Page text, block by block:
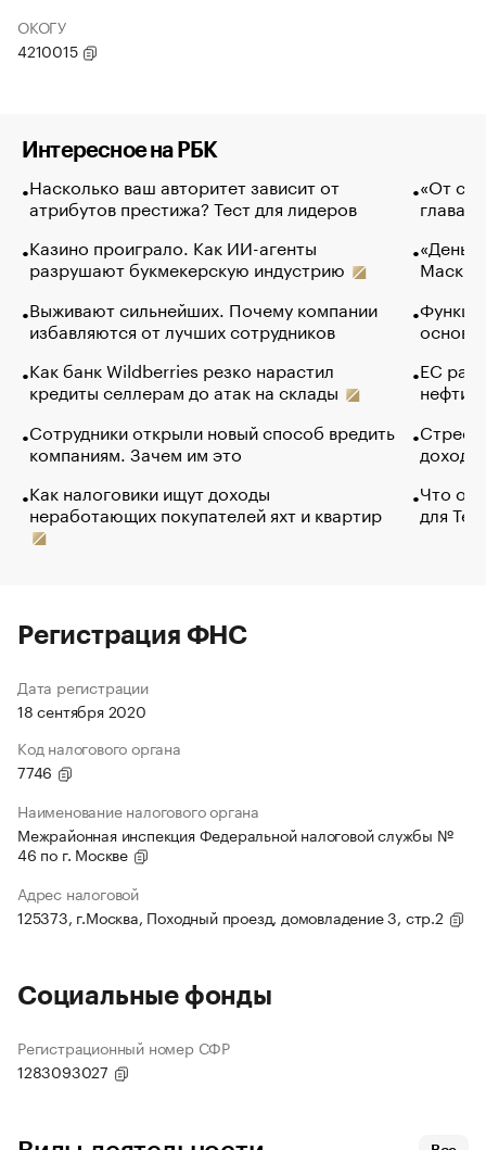
ОКОГУ
4210015
Интересное на РБК
Насколько ваш авторитет зависит от
атрибутов престижа? Тест для лидеров
Казино проиграло. Как ИИ-агенты
разрушают букмекерскую индустрию
Выживают сильнейших. Почему компании
избавляются от лучших сотрудников
Как банк Wildberries резко нарастил
кредиты селлерам до атак на склады
Сотрудники открыли новый способ вредить
компаниям. Зачем им это
Как налоговики ищут доходы
неработающих покупателей яхт и квартир
«От
глава
Маск в
основ
ЕС
нефти
Что
для
Регистрация ФНС
Дата регистрации
18 сентября 2020
Код налогового органа
7746
Наименование налогового органа
Межрайонная инспекция Федеральной налоговой службы №
46 по г. Москве
Адрес налоговой
125373, г.Москва, Походный проезд, домовладение 3, стр.2
Социальные фонды
Регистрационный номер СФР
1283093027